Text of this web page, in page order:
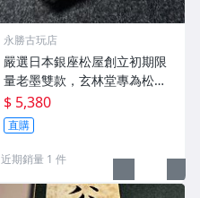
永勝古玩店
嚴選日本銀座松屋創立初期限
量老墨雙款，玄林堂專為松屋
打造，重量22.5g，適合收藏
及品味民國時期古雅文化 文房
用具 民國古墨 收藏文玩
$ 5,380
直購
近期銷量 1 件